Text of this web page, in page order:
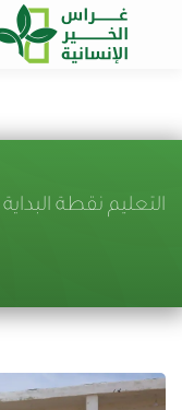
التعليم نقطة